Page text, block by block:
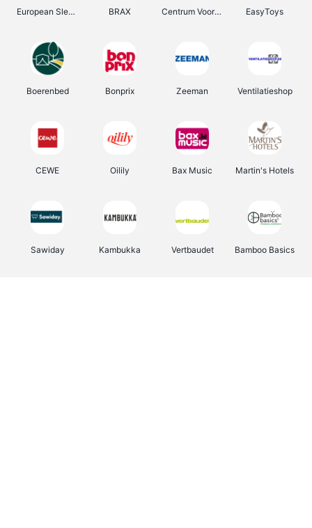
European Sleeper BRAX Centrum Voor Avondonderwijs EasyToys
Boerenbed Bonprix Zeeman Ventilatieshop
CEWE Oilily Bax Music Martin's Hotels
Sawiday Kambukka Vertbaudet Bamboo Basics